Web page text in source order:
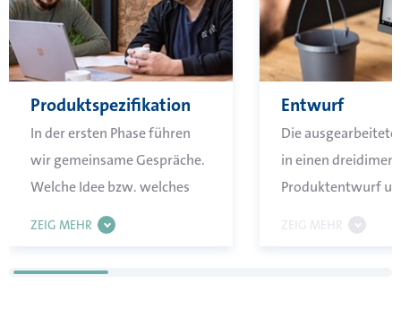
Produktspezifikation
In der ersten Phase führen
wir gemeinsame Gespräche.
Welche Idee bzw. welches
Problem gibt es? Wie können
Anforderungen in ein
ZEIG MEHR
Entwurf
Die
in einen
Produktentwurf
ZEIG MEHR